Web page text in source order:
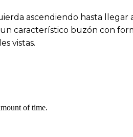
ascendiendo hasta
característico buzón con
vistas.